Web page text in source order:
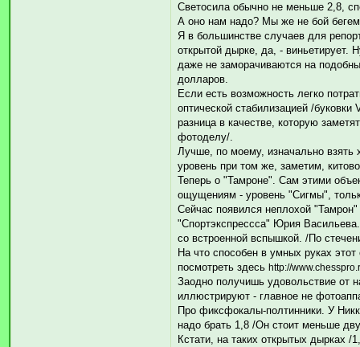
Светосила обычно не меньше 2,8,
А оно нам надо? Мы же не бой
Я в большинстве случаев для
открытой дырке, да, - виньетирует.
даже не заморачиваются на
долларов.
Если есть возможность легко
оптической стабилизацией /
разница в качестве, которую
фотоделу/.
Лучше, по моему, изначально
уровень при том же, заметим,
Теперь о "Тамроне". Сам этими
ощущениям - уровень "Сигмы",
Сейчас появился неплохой
"Спортэкспрессса" Юрия
со встроенной вспышкой. /По
На что способен в умных руках
посмотреть здесь http://
Заодно получишь удовольствие от
иллюстрируют - главное не
Про фиксфокалы-полтинники. У
надо брать 1,8 /Он стоит меньше
Кстати, на таких открытых дырках /